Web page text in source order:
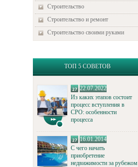
Строительство
Строительство и ремонт
Строительство своими руками
ТОП 5 СОВЕТОВ
22.07.2022
Из каких этапов состоит
процесс вступления в
СРО: особенности
процесса
16.01.2014
С чего начать
приобретение
недвижимости за рубежом